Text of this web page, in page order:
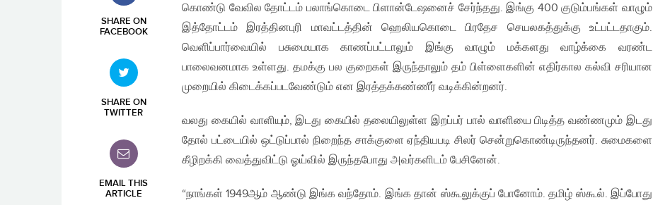
SHARE ON
FACEBOOK
SHARE ON
TWITTER
EMAIL THIS
ARTICLE
கொண்டு வேவில தோட்டம் பலாங்கொடை பிளான்டேஷனைச் சேர்ந்தது. இங்கு 400 குடும்பங்கள் வாழும்
இத்தோட்டம் இரத்தினபுரி மாவட்டத்தின் ஹெலியகொடை பிரதேச செயலகத்துக்கு உட்பட்டதாகும்.
வெளிப்பார்வையில் பசுமையாக காணப்பட்டாலும் இங்கு வாழும் மக்களது வாழ்க்கை வரண்ட
பாலைவனமாக உள்ளது. தமக்கு பல குறைகள் இருந்தாலும் தம் பிள்ளைகளின் எதிர்கால கல்வி சரியான
முறையில் கிடைக்கப்படவேண்டும் என இரத்தக்கண்ணீர் வடிக்கின்றனர்.
வலது கையில் வாளியும், இடது கையில் தலையிலுள்ள இறப்பர் பால் வாளியை பிடித்த வண்ணமும் இடது
தோல் பட்டையில் ஒட்டுப்பால் நிறைந்த சாக்குளை ஏந்தியபடி சிலர் சென்றுகொண்டிருந்தனர். சுமைகளை
கீழிறக்கி வைத்துவிட்டு ஓய்வில் இருந்தபோது அவர்களிடம் பேசினேன்.
“நாங்கள் 1949ஆம் ஆண்டு இங்க வந்தோம். இங்க தான் ஸ்கூலுக்குப் போனோம். தமிழ் ஸ்கூல். இப்போது